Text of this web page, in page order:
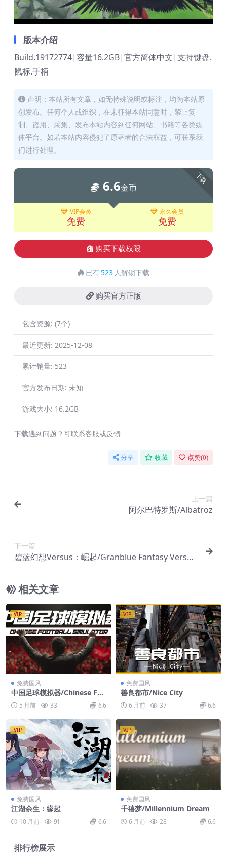
版本介绍
Build.19172774|容量16.2GB|官方简体中文|支持键盘.
鼠标.手柄
声明：本站所有文章，如无特殊说明或标注，均为本站原
创发布。任何个人或组织，在未征得本站同意时，禁止复
制、盗用、采集、发布本站内容到任何网站、书籍等各类媒
体平台。如若本站内容侵犯了原著者的合法权益，可联系我
们进行处理。
下载
6.6金币
VIP会员
免费
永久会员
免费
购买下载权限
已有523 人解锁下载
购买官方正版
包含资源: (7个)
最近更新: 2025-12-08
累计销量: 523
官方发布日期: 未知
游戏大小: 16.2GB
下载遇到问题？可联系客服或反馈
分享 收藏 点赞(0)
上一篇
阿尔巴特罗斯/Albatroz
下一篇
碧蓝幻想Versus：崛起/Granblue Fantasy Versu
相关文章
VIP
免费国风
中国足球模拟器/Chinese Foo
tball Simulator
5 月前 33 6.6
VIP
免费国风
善良都市/Nice City
6 月前 37 6.6
VIP
免费国风
江湖余生：缘起
10 月前 91 6.6
VIP
免费国风
千禧梦/Millennium Dream
6 月前 28 6.6
排行榜展示